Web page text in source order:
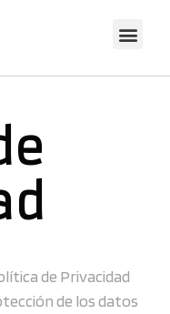
de Privacidad
de los datos